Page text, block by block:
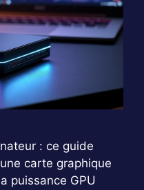
: ce guide
carte graphique
puissance GPU